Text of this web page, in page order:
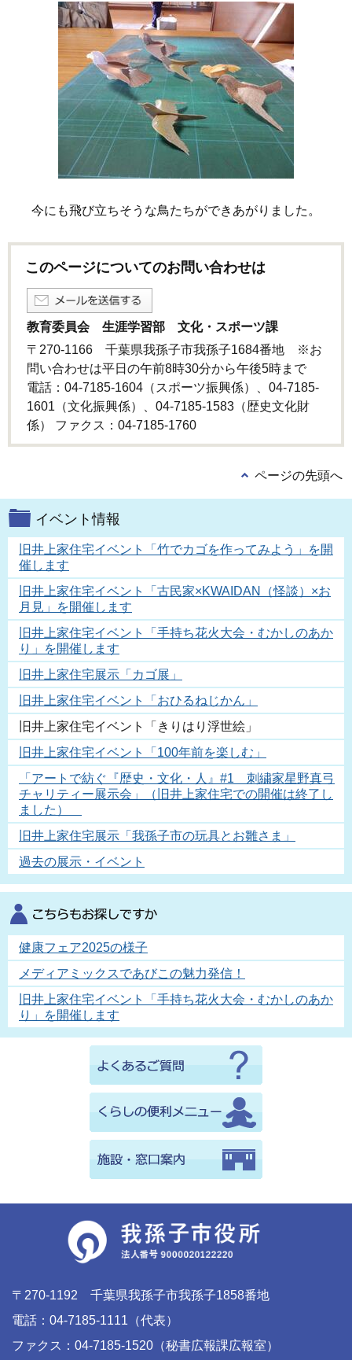
今にも飛び立ちそうな鳥たちができあがりました。
このページについてのお問い合わせは
教育委員会 生涯学習部 文化・スポーツ課
〒270-1166 千葉県我孫子市我孫子1684番地 ※お
問い合わせは平日の午前8時30分から午後5時まで
電話：04-7185-1604（スポーツ振興係）、04-7185-
1601（文化振興係）、04-7185-1583（歴史文化財
係） ファクス：04-7185-1760
ページの先頭へ
イベント情報
旧井上家住宅イベント「竹でカゴを作ってみよう」を開
催します
旧井上家住宅イベント「古民家×KWAIDAN（怪談）×お
月見」を開催します
旧井上家住宅イベント「手持ち花火大会・むかしのあか
り」を開催します
旧井上家住宅展示「カゴ展」
旧井上家住宅イベント「おひるねじかん」
旧井上家住宅イベント「きりはり浮世絵」
旧井上家住宅イベント「100年前を楽しむ」
「アートで紡ぐ『歴史・文化・人』#1 刺繍家星野真弓
チャリティー展示会」（旧井上家住宅での開催は終了し
ました）
旧井上家住宅展示「我孫子市の玩具とお雛さま」
過去の展示・イベント
健康フェア2025の様子
メディアミックスであびこの魅力発信！
旧井上家住宅イベント「手持ち花火大会・むかしのあか
り」を開催します
〒270-1192 千葉県我孫子市我孫子1858番地
電話：04-7185-1111（代表）
ファクス：04-7185-1520（秘書広報課広報室）